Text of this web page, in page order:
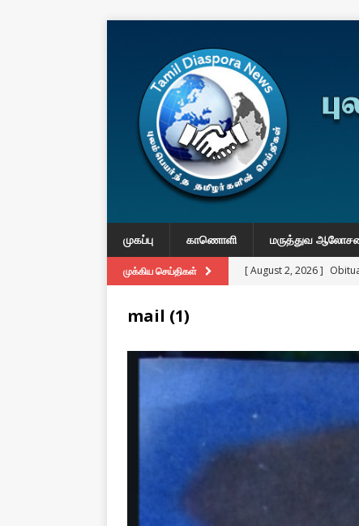
முகப்பு காணொளி மருத்துவ
முக்கிய செய்திகள் [ August 2, 2026 ]
IMPORTANT
[ July 30, 2026 ] தமிழ்
வலியுறுத்துகிறது
A
mail (1)